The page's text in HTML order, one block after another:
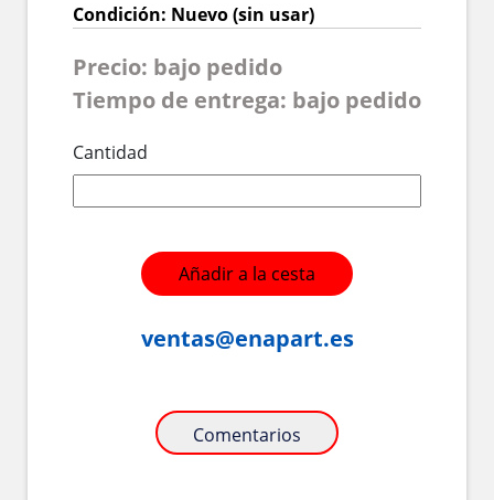
Condición: Nuevo (sin usar)
Precio: bajo pedido
Tiempo de entrega: bajo pedido
Cantidad
Añadir a la cesta
ventas@enapart.es
Comentarios